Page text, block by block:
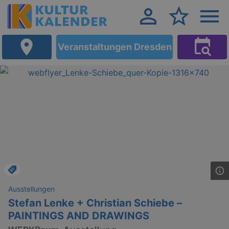
Veranstaltungen Dresden
Ausstellungen
Stefan Lenke + Christian Schiebe –
PAINTINGS AND DRAWINGS